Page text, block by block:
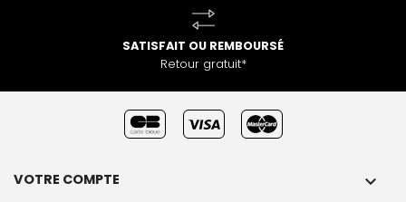
SATISFAIT OU REMBOURSÉ
Retour gratuit*
VOTRE COMPTE 